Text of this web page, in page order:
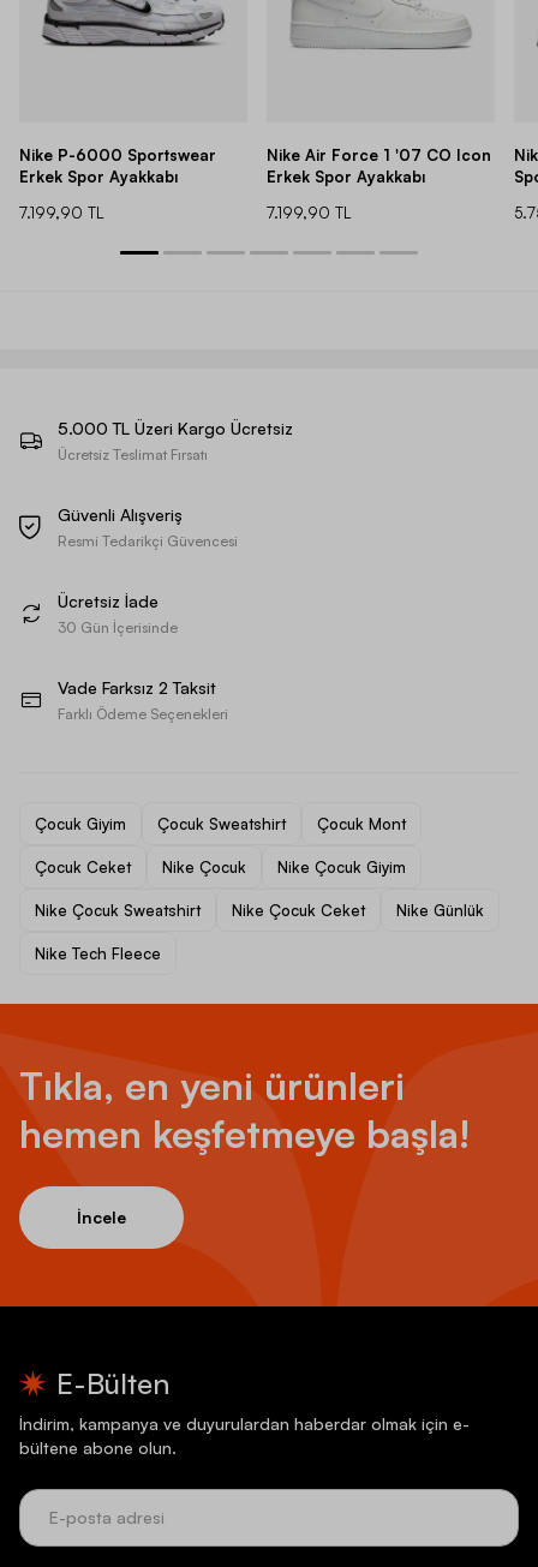
Nike P-6000 Sportswear
Erkek Spor Ayakkabı
7.199,90 TL
Nike Air Force 1 '07 CO Icon
Erkek Spor Ayakkabı
7.199,90 TL
5.000 TL Üzeri Kargo Ücretsiz
Ücretsiz Teslimat Fırsatı
Güvenli Alışveriş
Resmi Tedarikçi Güvencesi
Ücretsiz İade
30 Gün İçerisinde
Vade Farksız 2 Taksit
Farklı Ödeme Seçenekleri
Çocuk Giyim Çocuk Sweatshirt Çocuk Mont
Çocuk Ceket Nike Çocuk Nike Çocuk Giyim
Nike Çocuk Sweatshirt Nike Çocuk Ceket Nike Günlük
Nike Tech Fleece
Tıkla, en yeni ürünleri
hemen keşfetmeye başla!
İncele
E-Bülten
İndirim, kampanya ve duyurulardan haberdar olmak için e-
bültene abone olun.